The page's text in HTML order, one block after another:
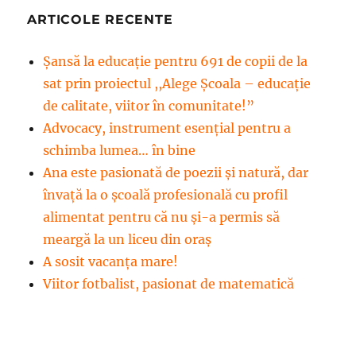
ARTICOLE RECENTE
Șansă la educație pentru 691 de copii de la
sat prin proiectul ,,Alege Școala – educație
de calitate, viitor în comunitate!”
Advocacy, instrument esenţial pentru a
schimba lumea… în bine
Ana este pasionată de poezii și natură, dar
învață la o școală profesională cu profil
alimentat pentru că nu și-a permis să
meargă la un liceu din oraș
A sosit vacanța mare!
Viitor fotbalist, pasionat de matematică